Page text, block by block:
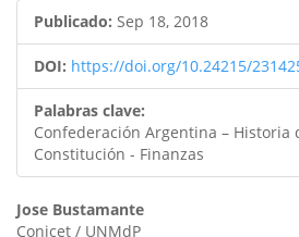
Publicado: Sep 18, 2018
DOI: https://doi.org/10.24215/
Palabras clave:
Confederación Argentina – Historia
Constitución - Finanzas
Contenido
Jose Bustamante
Conicet / UNMdP